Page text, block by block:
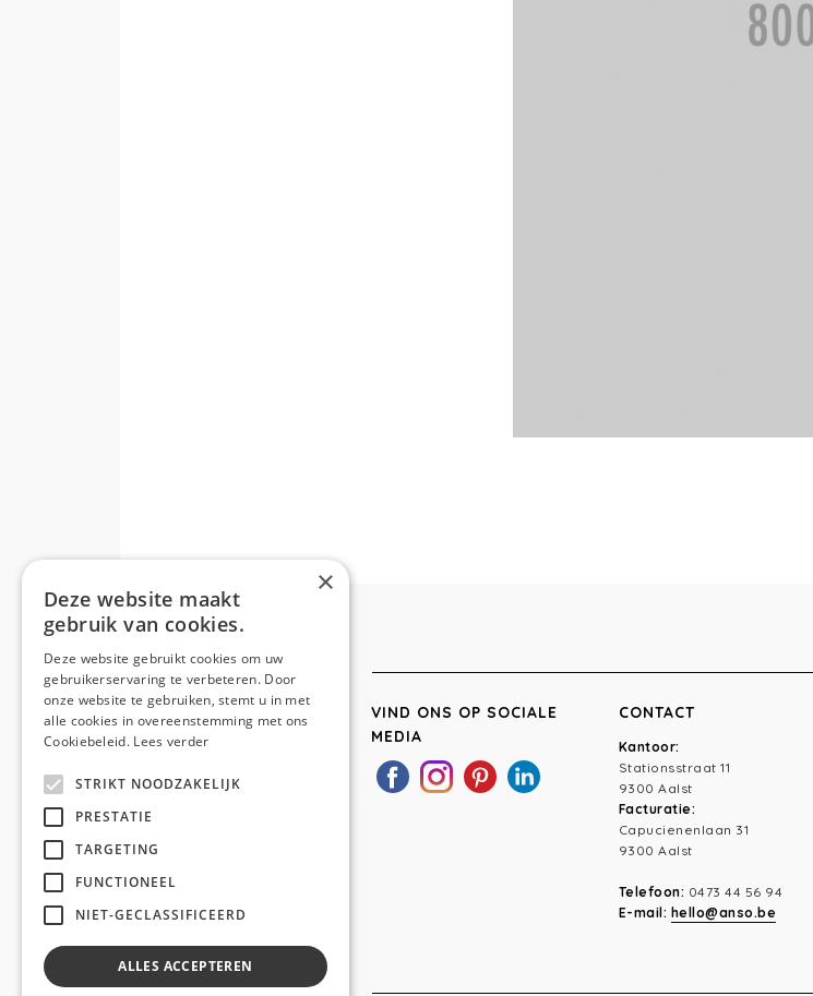
VIND ONS OP SOCIALE
MEDIA
CONTACT
Kantoor:
Stationsstraat 11
9300 Aalst
Facturatie:
Capucienenlaan 31
9300 Aalst
Telefoon: 0473 44 56 94
E-mail: hello@anso.be
×
Deze website maakt
gebruik van cookies.
Deze website gebruikt cookies om uw
gebruikerservaring te verbeteren. Door
onze website te gebruiken, stemt u in met
alle cookies in overeenstemming met ons
Cookiebeleid. Lees verder
STRIKT NOODZAKELIJK
PRESTATIE
TARGETING
FUNCTIONEEL
NIET-GECLASSIFICEERD
ALLES ACCEPTEREN